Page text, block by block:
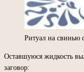
Ритуал на свинью
Оставшуюся жидкость
заговор: